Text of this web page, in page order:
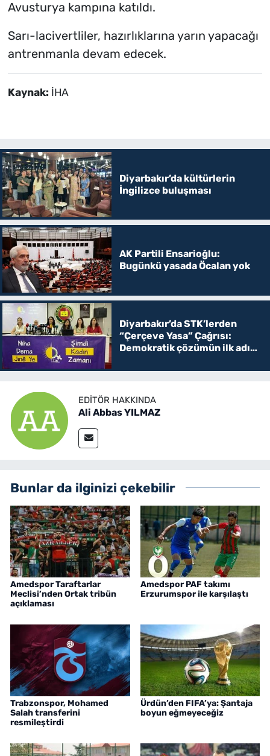
Avusturya kampına katıldı.
Sarı-lacivertliler, hazırlıklarına yarın yapacağı
antrenmanla devam edecek.
Kaynak: İHA
Diyarbakır’da kültürlerin
İngilizce buluşması
AK Partili Ensarioğlu:
Bugünkü yasada Öcalan yok
Diyarbakır’da STK’lerden
“Çerçeve Yasa” Çağrısı:
Demokratik çözümün ilk adımı
EDITÖR HAKKINDA
Ali Abbas YILMAZ
Bunlar da ilginizi çekebilir
Amedspor Taraftarlar
Meclisi’nden Ortak tribün
açıklaması
Amedspor PAF takımı
Erzurumspor ile karşılaştı
Trabzonspor, Mohamed
Salah transferini
resmileştirdi
Ürdün’den FIFA’ya: Şantaja
boyun eğmeyeceğiz